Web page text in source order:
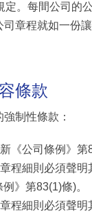
定。每間公司的
司章程就如一份
條款
制性條款：
《公司條例》第
程細則必須聲明
》第83(1)條)。
程細則必須聲明